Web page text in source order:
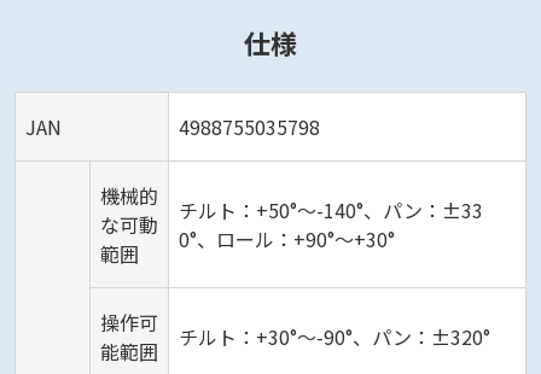
仕様
JAN 4988755035798
機械的
な可動
範囲
チルト：+50°～-140°、パン：±33
0°、ロール：+90°～+30°
操作可
能範囲
チルト：+30°～-90°、パン：±320°